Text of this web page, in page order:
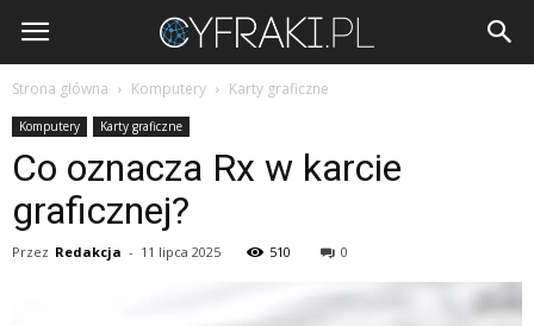
Cyfraki.pl
Strona główna Komputery Karty graficzne
Komputery Karty graficzne
Co oznacza Rx w karcie
graficznej?
Przez Redakcja - 11 lipca 2025 510 0